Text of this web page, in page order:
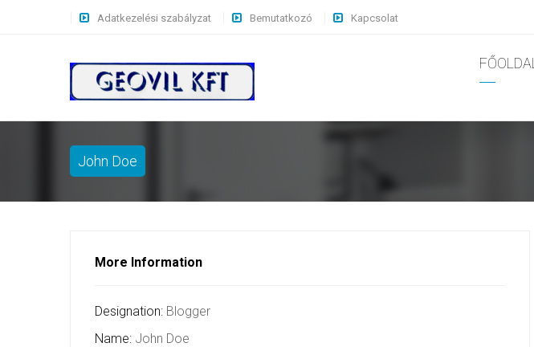
Adatkezelési szabályzat Bemutatkozó Kapcsolat
FŐOLDAL
John Doe
More Information
Designation: Blogger
Name: John Doe